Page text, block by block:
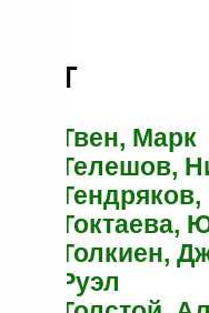
Т
Твен, Марк
Телешов,
Токтаева,
Толкиен,
Руэл